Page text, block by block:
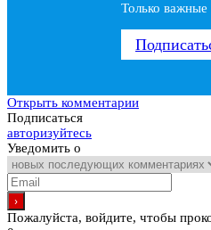
Только
Открыть комментарии
Подписаться
авторизуйтесь
Уведомить о
Пожалуйста, войдите, чтобы